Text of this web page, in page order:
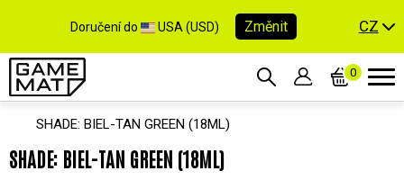
Doručení do USA (USD) Změnit CZ
0
SHADE: BIEL-TAN GREEN (18ML)
SHADE: BIEL-TAN GREEN (18ML)